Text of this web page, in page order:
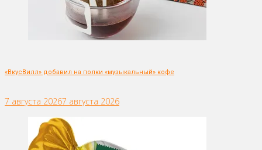
«ВкусВилл» добавил на полки «музыкальный» кофе
7 августа 20267 августа 2026